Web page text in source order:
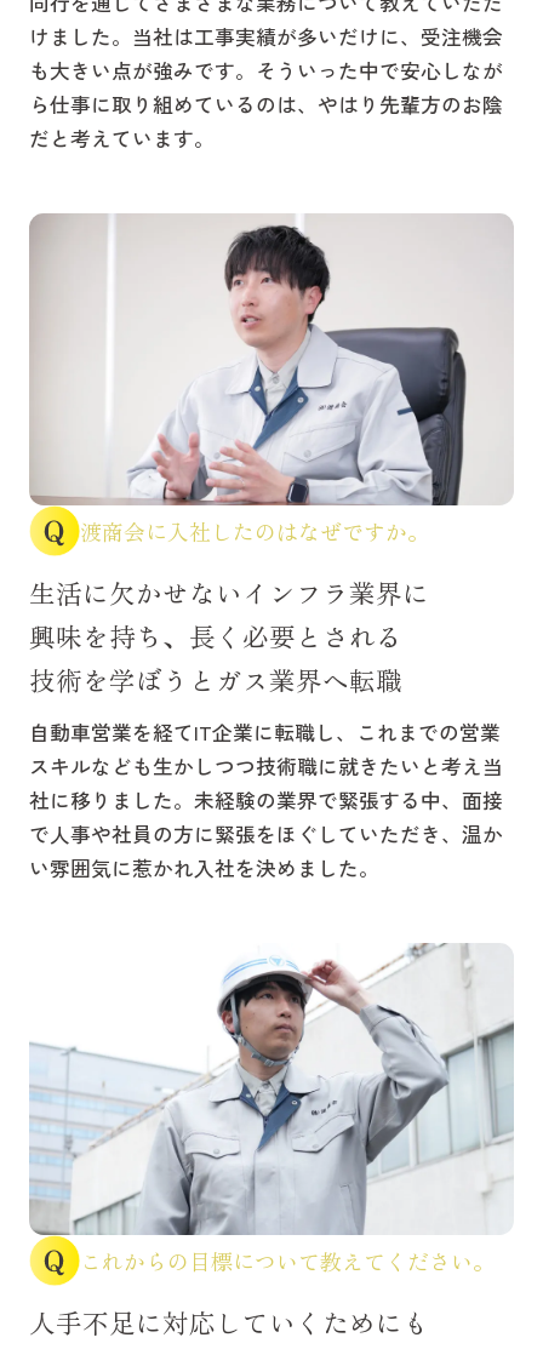
けました。当社は工事実績が多いだけに、受注機会
も大きい点が強みです。そういった中で安心しなが
ら仕事に取り組めているのは、やはり先輩方のお陰
だと考えています。
渡商会に入社したのはなぜですか。
生活に欠かせないインフラ業界に
興味を持ち、長く必要とされる
技術を学ぼうとガス業界へ転職
自動車営業を経てIT企業に転職し、これまでの営業
スキルなども生かしつつ技術職に就きたいと考え当
社に移りました。未経験の業界で緊張する中、面接
で人事や社員の方に緊張をほぐしていただき、温か
い雰囲気に惹かれ入社を決めました。
これからの目標について教えてください。
人手不足に対応していくためにも